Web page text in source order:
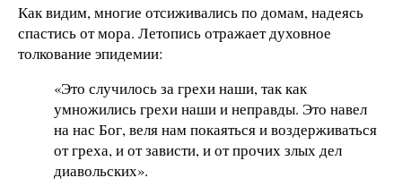
Как видим, многие отсиживались по домам, надеясь
спастись от мора. Летопись отражает духовное
толкование эпидемии:
«Это случилось за грехи наши, так как
умножились грехи наши и неправды. Это навел
на нас Бог, веля нам покаяться и воздерживаться
от греха, и от зависти, и от прочих злых дел
диавольских».